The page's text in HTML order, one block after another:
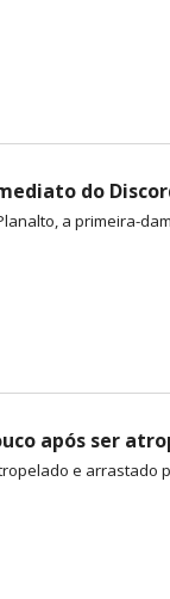
do
a primeira-
após ser
e arrastado